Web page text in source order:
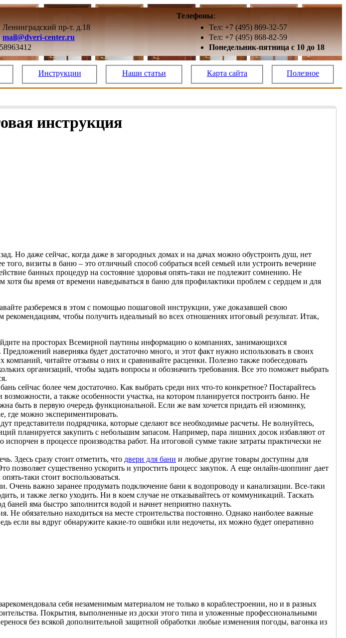
Ленинградский пр-т. д.18
mail@dveri-center.ru
Телефоны:
Тел: +7 (495) 869-32-57
Тел: +7 (495) 868-82-59
Понедельник-пятница с 10 до 18
Инструкции Наши статьи Карта сайта Полезное
инструкция
Но даже сейчас, когда даже в загородных домах и на дачах можно обустроить душ, нет
того, визиты в баню – это отличный способ собраться всей семьей или устроить вечерние
банных процедур на состояние здоровья опять-таки не подлежит сомнению. Не
хотя бы время от времени наведываться в баню для профилактики проблем с сердцем и для
разберемся в этом с помощью пошаговой инструкции, уже доказавшей свою
чтобы получить идеальный во всех отношениях итоговый результат. Итак,
на просторах Всемирной паутины информацию о компаниях, занимающихся
наверняка будет достаточно много, и этот факт нужно использовать в своих
компаний, читайте отзывы о них и сравнивайте расценки. Полезно также побеседовать
организаций, чтобы задать вопросы и обозначить требования. Все это поможет выбрать
сейчас более чем достаточно. Как выбрать среди них что-то конкретное? Постарайтесь
возможности, а также особенности участка, на котором планируется построить баню. Не
быть в первую очередь функциональной. Если же вам хочется придать ей изюминку,
где можно экспериментировать.
представители подрядчика, которые сделают все необходимые расчеты. Не волнуйтесь,
планируется закупить с небольшим запасом. Например, пара лишних досок избавляют от
испорчен в процессе производства работ. На итоговой сумме такие затраты практически не
Здесь сразу стоит отметить, что двери для бани и любые другие товары доступны для
позволяет существенно ускорить и упростить процесс закупок. А еще онлайн-шоппинг дает
таки стоит воспользоваться.
Очень важно заранее продумать подключение бани к водопроводу и канализации. Все-таки
и также легко уходить. Ни в коем случае не отказывайтесь от коммуникаций. Таскать
баней яма быстро заполнится водой и начнет неприятно пахнуть.
Не обязательно находиться на месте строительства постоянно. Однако наиболее важные
если вы вдруг обнаружите какие-то ошибки или недочеты, их можно будет оперативно
себя незаменимым материалом не только в кораблестроении, но и в разных
Покрытия, выполненные из доски этого типа и уложенные профессиональными
без всякой дополнительной защитной обработки любые изменения погоды, вагонка из